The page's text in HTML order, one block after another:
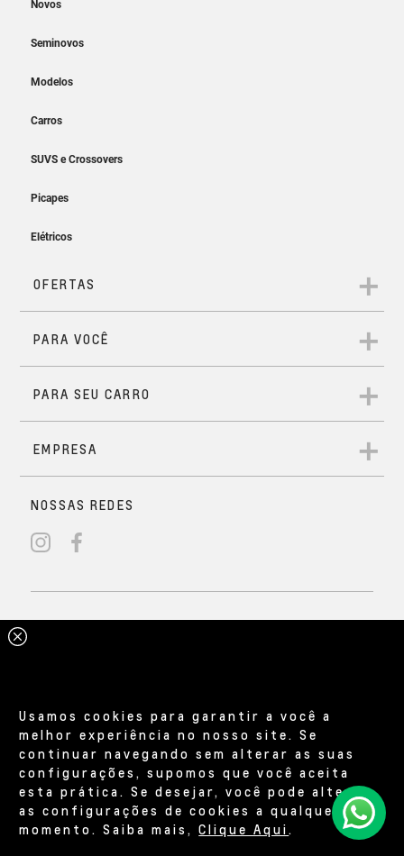
Usamos cookies para garantir a você a
melhor experiência no nosso site. Se
continuar navegando sem alterar as suas
configurações, supomos que você aceita
esta prática. Se desejar, você pode alterar
as configurações de cookies a qualquer
momento. Saiba mais,Clique Aqui.